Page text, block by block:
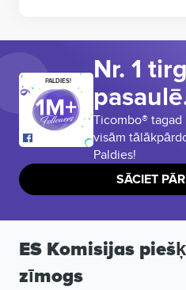
PALDIES!
Nr. 1
Ticombo®
visām
Paldies!
SĀCIET
ES Komisijas
zīmogs